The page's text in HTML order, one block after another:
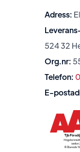
Adress:
524 32
Org.nr:
Telefon:
E-